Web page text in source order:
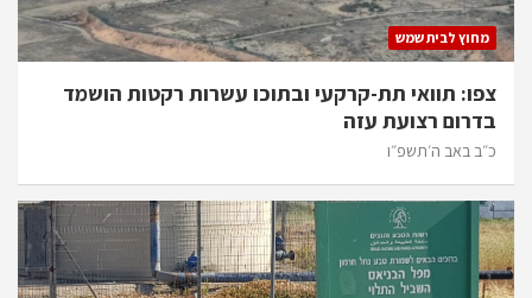
מחוץ לבית שמש
צפו: תוואי תת-קרקעי ובתוכו עשרות רקטות הושמד
בדרום רצועת עזה
כ״ב באב ה׳תשפ״ו